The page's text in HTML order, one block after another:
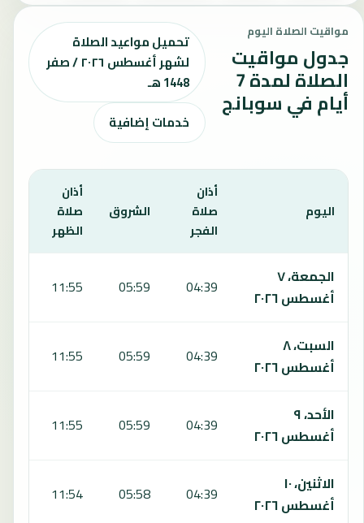
مواقيت الصلاة اليوم
جدول مواقيت
الصلاة لمدة 7
أيام في سوبانج
تحميل مواعيد الصلاة
لشهر أغسطس ٢٠٢٦ / صفر
1448 هـ
خدمات إضافية
اليوم
أذان
صلاة
الفجر
الشروق
أذان
صلاة
الظهر
الجمعة، ٧
أغسطس ٢٠٢٦
04:39
05:59
11:55
السبت، ٨
أغسطس ٢٠٢٦
04:39
05:59
11:55
الأحد، ٩
أغسطس ٢٠٢٦
04:39
05:59
11:55
الاثنين، ١٠
أغسطس ٢٠٢٦
04:39
05:58
11:54